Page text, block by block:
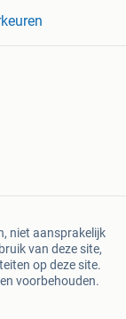
niet aansprakelijk
van deze site,
op deze site.
voorbehouden.